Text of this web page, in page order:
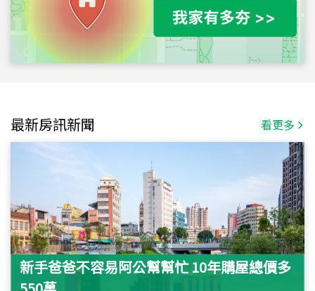
最新房訊新聞 看更多
新手爸爸不容易阿公幫幫忙 10年購屋總價多